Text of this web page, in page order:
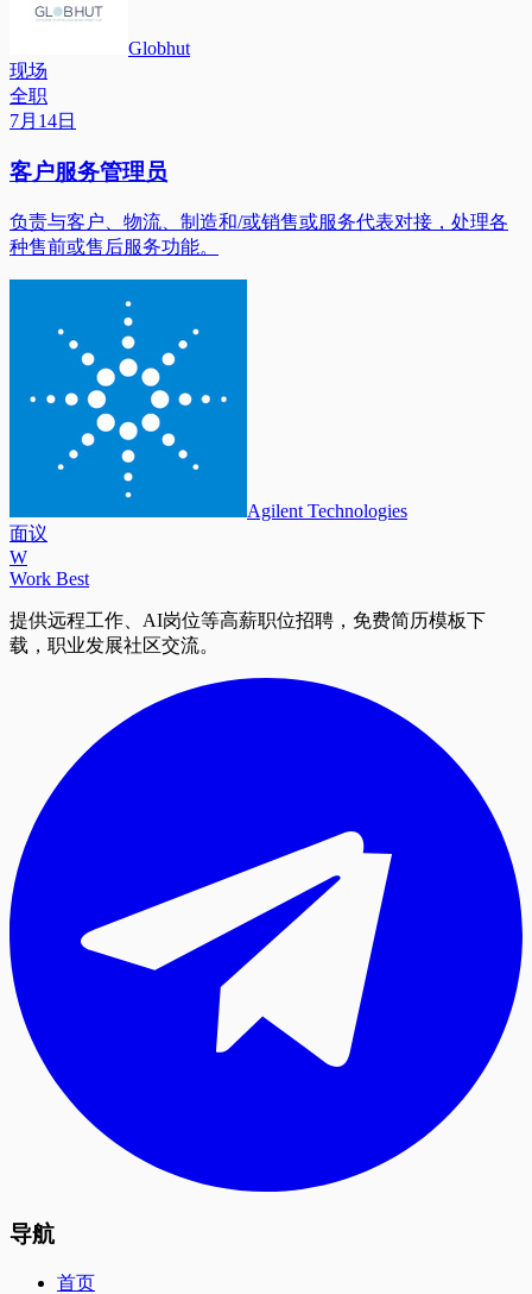
Globhut
现场
全职
7月14日
客户服务管理员
负责与客户、物流、制造和/或销售或服务代表对接，处理各
种售前或售后服务功能。
Agilent Technologies
面议
W
Work Best
提供远程工作、AI岗位等高薪职位招聘，免费简历模板下
载，职业发展社区交流。
导航
首页